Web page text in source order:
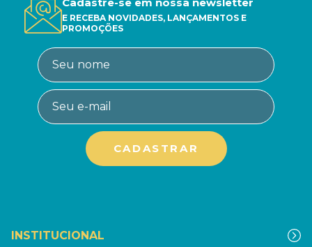
E RECEBA NOVIDADES, LANÇAMENTOS E
PROMOÇÕES
INSTITUCIONAL